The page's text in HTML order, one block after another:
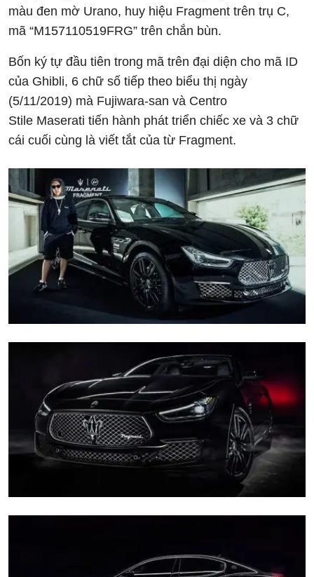
màu đen mờ Urano, huy hiệu Fragment trên trụ C,
mã “M157110519FRG” trên chắn bùn.
Bốn ký tự đầu tiên trong mã trên đại diện cho mã ID
của Ghibli, 6 chữ số tiếp theo biểu thị ngày
(5/11/2019) mà Fujiwara-san và Centro
Stile Maserati tiến hành phát triển chiếc xe và 3 chữ
cái cuối cùng là viết tắt của từ Fragment.